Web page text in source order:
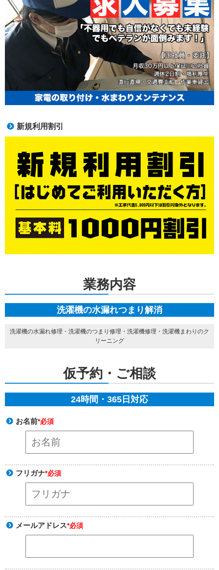
新規利用割引
業務内容
洗濯機の水漏れつまり解消
洗濯機の水漏れ修理・洗濯機のつまり修理・洗濯機修理・洗濯機まわりのク
リーニング
仮予約・ご相談
24時間・365日対応
お名前*必須
フリガナ*必須
メールアドレス*必須